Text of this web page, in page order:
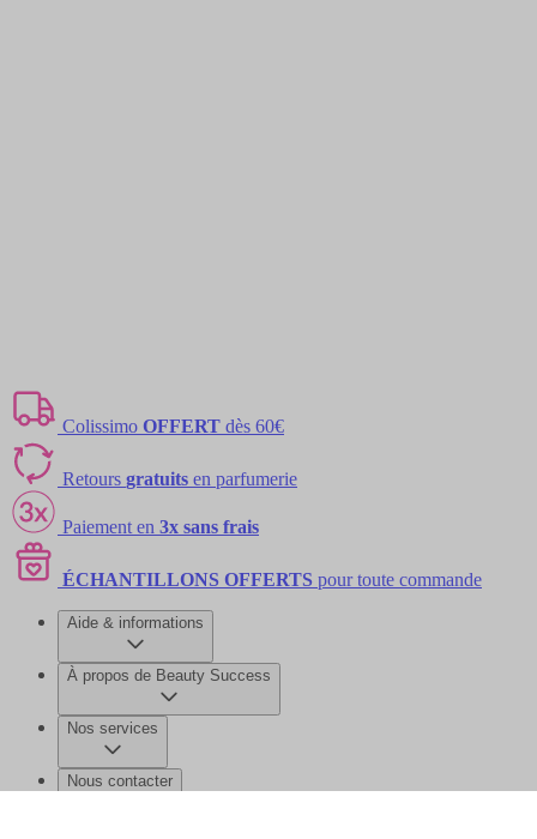
Colissimo OFFERT dès 60€
Retours gratuits en parfumerie
Paiement en 3x sans frais
ÉCHANTILLONS OFFERTS pour toute commande
Aide & informations
À propos de Beauty Success
Nos services
Nous contacter